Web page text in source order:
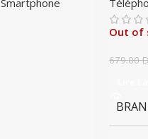
Smartphone
Out of
679.00